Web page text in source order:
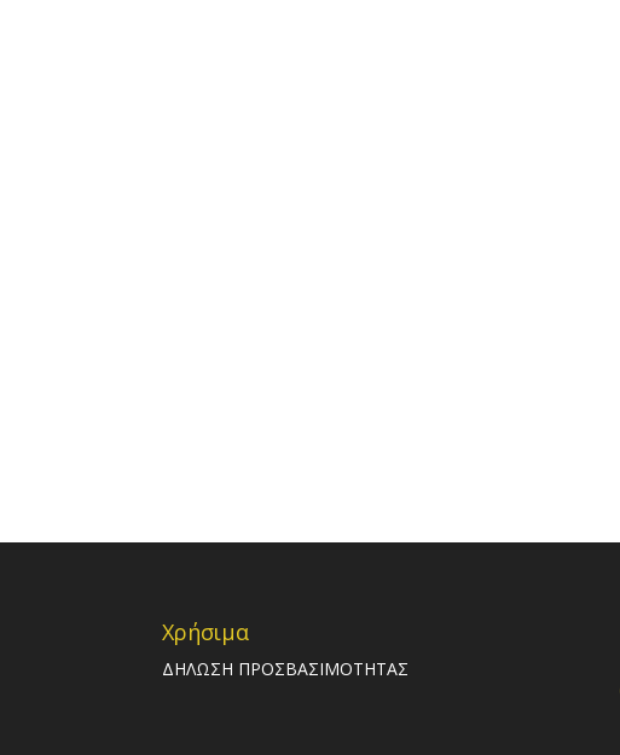
Χρήσιμα
ΔΗΛΩΣΗ ΠΡΟΣΒΑΣΙΜΟΤΗΤΑΣ